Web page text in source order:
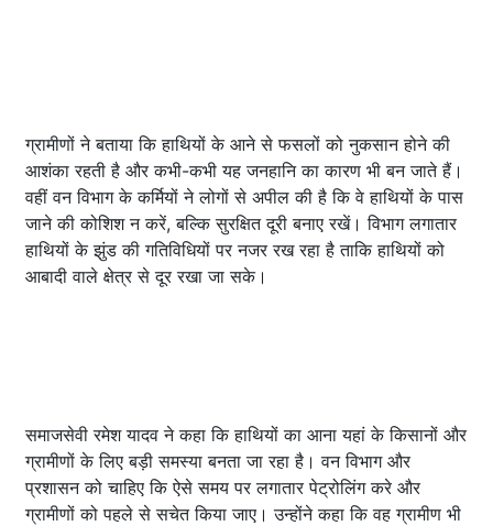
ग्रामीणों ने बताया कि हाथियों के आने से फसलों को नुकसान होने की
आशंका रहती है और कभी-कभी यह जनहानि का कारण भी बन जाते हैं।
वहीं वन विभाग के कर्मियों ने लोगों से अपील की है कि वे हाथियों के पास
जाने की कोशिश न करें, बल्कि सुरक्षित दूरी बनाए रखें। विभाग लगातार
हाथियों के झुंड की गतिविधियों पर नजर रख रहा है ताकि हाथियों को
आबादी वाले क्षेत्र से दूर रखा जा सके।
समाजसेवी रमेश यादव ने कहा कि हाथियों का आना यहां के किसानों और
ग्रामीणों के लिए बड़ी समस्या बनता जा रहा है। वन विभाग और
प्रशासन को चाहिए कि ऐसे समय पर लगातार पेट्रोलिंग करे और
ग्रामीणों को पहले से सचेत किया जाए। उन्होंने कहा कि वह ग्रामीण भी